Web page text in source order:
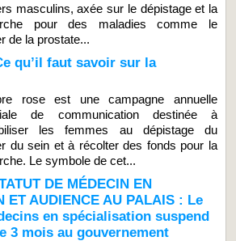
masculins, axée sur le dépistage et la
pour des maladies comme le
de la prostate...
qu’il faut savoir sur la
rose est une campagne annuelle
de communication destinée à
les femmes au dépistage du
du sein et à récolter des fonds pour la
Le symbole de cet...
DE MÉDECIN EN
ET AUDIENCE AU PALAIS : Le
en spécialisation suspend
3 mois au gouvernement